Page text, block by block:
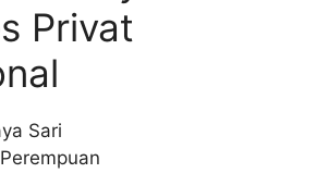
Privat
Sari
Perempuan